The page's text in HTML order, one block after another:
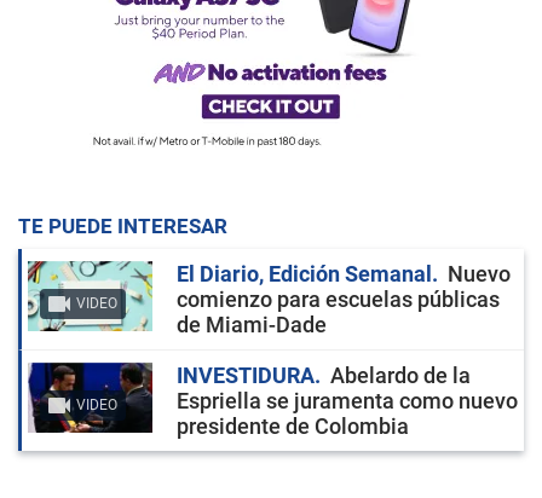
TE PUEDE INTERESAR
VIDEO
El Diario, Edición Semanal
Nuevo
comienzo para escuelas públicas
de Miami-Dade
VIDEO
INVESTIDURA
Abelardo de la
Espriella se juramenta como nuevo
presidente de Colombia